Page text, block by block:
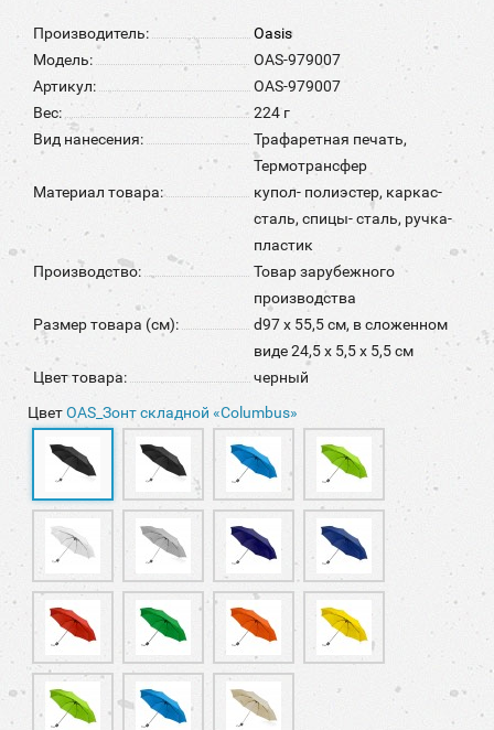
Производитель:
Oasis
Модель:
OAS-979007
Артикул:
OAS-979007
Вес:
224 г
Вид нанесения:
Трафаретная печать,
Термотрансфер
Материал товара:
купол- полиэстер, каркас-
сталь, спицы- сталь, ручка-
пластик
Производство:
Товар зарубежного
производства
Размер товара (см):
d97 х 55,5 см, в сложенном
виде 24,5 х 5,5 х 5,5 см
Цвет товара:
черный
ЦветOAS_Зонт складной «Columbus»